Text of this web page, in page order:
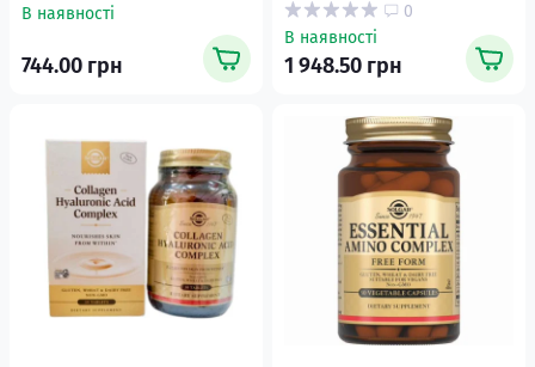
В наявності
744.00 грн
0
В наявності
1 948.50 грн